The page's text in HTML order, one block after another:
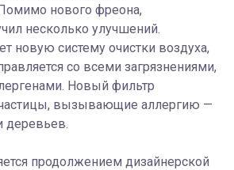
нового фреона,
несколько улучшений.
новую систему очистки воздуха,
со всеми загрязнениями,
Новый фильтр
вызывающие аллергию —
деревьев.
продолжением дизайнерской